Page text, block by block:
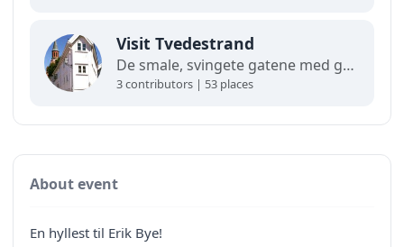
Visit Tvedestrand
De smale, svingete gatene med gamle trehus som klorer seg fast i de bratte bakkene gir Tvedestrand en helt spesiell sørlandsidyll. Her kan du rusle rolig rundt og nyte stemningen. Like utenfor venter en fantastisk skjærgård – med øyperlene Sandøya, Furøya og Lyngør som klare høydepunkter.
3 contributors | 53 places
About event
En hyllest til Erik Bye!